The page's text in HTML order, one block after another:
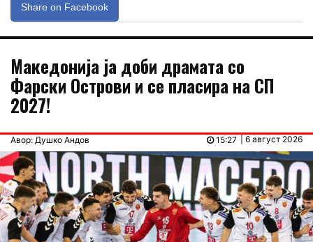
Share on Facebook
Македонија ја доби драмата со
Фарски Острови и се пласира на СП
2027!
Авор: Душко Андов | 6 август 2026
15:27